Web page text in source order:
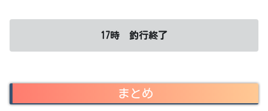
17時 釣行終了
まとめ